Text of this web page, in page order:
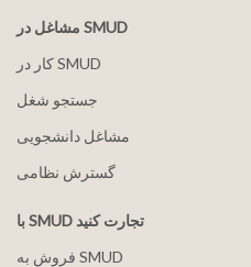
مشاغل در SMUD
کار در SMUD
جستجو شغل
مشاغل دانشجویی
گسترش نظامی
با SMUD تجارت کنید
فروش به SMUD